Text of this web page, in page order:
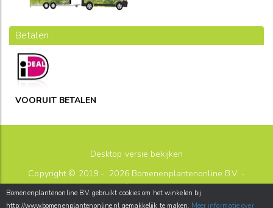
Betalen
VOORUIT BETALEN
Desktop versie bekijken
Copyright © 2019 - 2026 Bomenenplantenonline B.V. -
sitemap
Postbus 26-2180AA-Hillegom-
Bomenenplantenonline B.V. gebruikt cookies om het winkelen bij
http://www.bomenenplantenonline.nl gemakkelijk te maken. Meer informatie over